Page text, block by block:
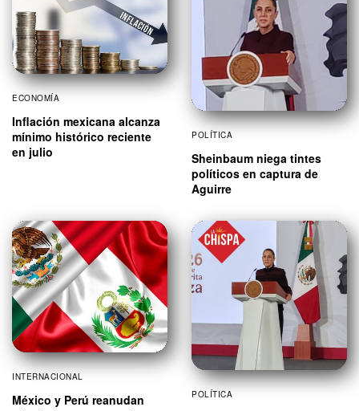
ECONOMÍA
Inflación mexicana alcanza
mínimo histórico reciente
en julio
POLÍTICA
Sheinbaum niega tintes
políticos en captura de
Aguirre
INTERNACIONAL
México y Perú reanudan
POLÍTICA